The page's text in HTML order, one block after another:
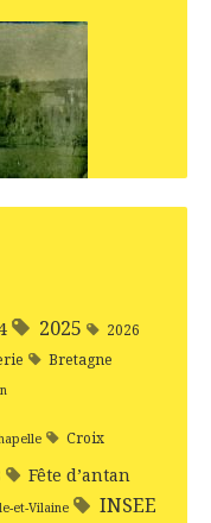
2025 2026
Bretagne
Croix
Fête d’antan
et-Vilaine INSEE